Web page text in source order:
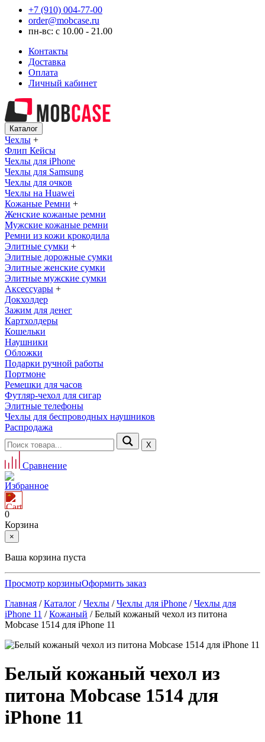
+7 (910) 004-77-00
order@mobcase.ru
пн-вс: с 10.00 - 21.00
Контакты
Доставка
Оплата
Личный кабинет
Каталог
Чехлы +
Флип Кейсы
Чехлы для iPhone
Чехлы для Samsung
Чехлы для очков
Чехлы на Huawei
Кожаные Ремни +
Женские кожаные ремни
Мужские кожаные ремни
Ремни из кожи крокодила
Элитные сумки +
Элитные дорожные сумки
Элитные женские сумки
Элитные мужские сумки
Аксессуары +
Докхолдер
Зажим для денег
Картхолдеры
Кошельки
Наушники
Обложки
Подарки ручной работы
Портмоне
Ремешки для часов
Футляр-чехол для сигар
Элитные телефоны
Чехлы для беспроводных наушников
Распродажа
Х
Сравнение
Избранное
0
Корзина
×
Ваша корзина пуста
Просмотр корзиныОформить заказ
Главная /Каталог /Чехлы /Чехлы для iPhone /Чехлы для
iPhone 11 /Кожаный /Белый кожаный чехол из питона
Mobcase 1514 для iPhone 11
Белый кожаный чехол из
питона Mobcase 1514 для
iPhone 11